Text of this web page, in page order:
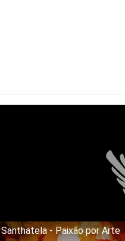
Santhatela - Paixão por Arte